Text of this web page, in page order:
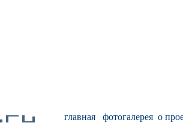
главная фотогалерея о